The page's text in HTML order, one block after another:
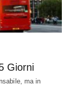
Giorni
ma in